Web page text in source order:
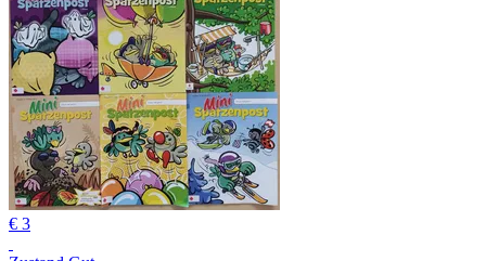
€ 3